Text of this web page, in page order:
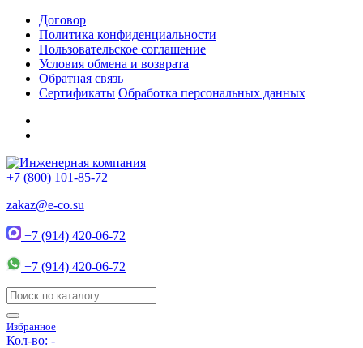
Договор
Политика конфиденциальности
Пользовательское соглашение
Условия обмена и возврата
Обратная связь
Сертификаты Обработка персональных данных
+7 (800) 101-85-72
zakaz@e-co.su
+7 (914) 420-06-72
+7 (914) 420-06-72
Избранное
Кол-во: -